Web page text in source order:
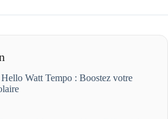
Hello Watt Tempo : Boostez votre